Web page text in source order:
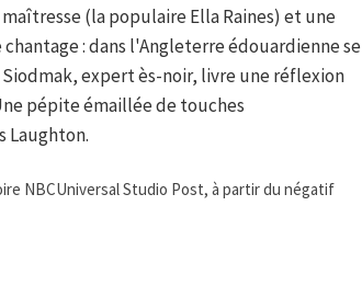
(la populaire Ella Raines) et une
: dans l'Angleterre édouardienne se
expert ès-noir, livre une réflexion
pépite émaillée de touches
Laughton.
NBCUniversal Studio Post, à partir du négatif